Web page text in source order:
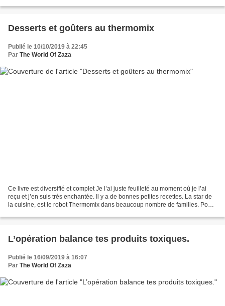
Desserts et goûters au thermomix
Publié le 10/10/2019 à 22:45
Par The World Of Zaza
Ce livre est diversifié et complet Je l’ai juste feuilleté au moment où je l’ai
reçu et j’en suis très enchantée. Il y a de bonnes petites recettes. La star de
la cuisine, est le robot Thermomix dans beaucoup nombre de familles. Pour
L’opération balance tes produits toxiques.
Publié le 16/09/2019 à 16:07
Par The World Of Zaza